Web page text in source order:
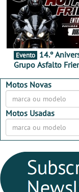
Evento
Grupo Asfalto
2026
Motos Novas
Motos Usadas